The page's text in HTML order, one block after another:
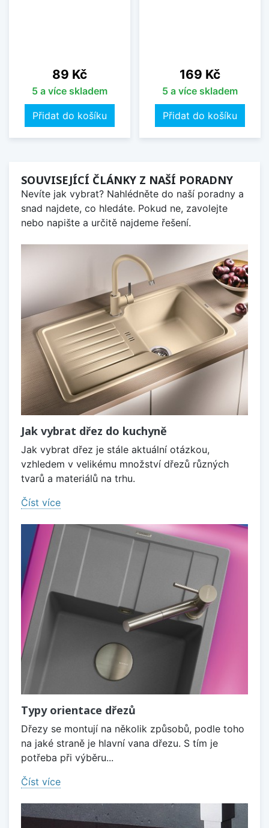
Cena
89 Kč
5 a více skladem
Přidat do košíku
Cena
169 Kč
5 a více skladem
Přidat do košíku
SOUVISEJÍCÍ ČLÁNKY Z NAŠÍ PORADNY
Nevíte jak vybrat? Nahlédněte do naší poradny a
snad najdete, co hledáte. Pokud ne, zavolejte
nebo napište a určitě najdeme řešení.
Jak vybrat dřez do kuchyně
Jak vybrat dřez je stále aktuální otázkou,
vzhledem v velikému množství dřezů různých
tvarů a materiálů na trhu.
Číst více
Typy orientace dřezů
Dřezy se montují na několik způsobů, podle toho
na jaké straně je hlavní vana dřezu. S tím je
potřeba při výběru...
Číst více